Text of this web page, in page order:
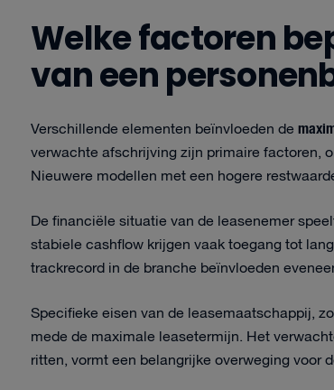
Welke factoren
van een
Verschillende elementen beïnvloeden de
verwachte afschrijving zijn primaire factoren,
Nieuwere modellen met een hogere
De financiële situatie van de leasenemer
stabiele cashflow krijgen vaak toegang tot
trackrecord in de branche beïnvloeden
Specifieke eisen van de leasemaatschappij,
mede de maximale leasetermijn. Het
ritten, vormt een belangrijke overweging voor